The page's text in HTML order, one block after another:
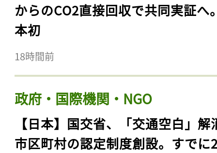
からのCO2直接回収で共同実証へ
本初
18時間前
政府・国際機関・NGO
【日本】国交省、「交通空白」解
市区町村の認定制度創設。すでに